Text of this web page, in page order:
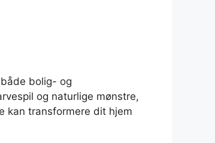
bolig- og
og naturlige mønstre,
kan transformere dit hjem